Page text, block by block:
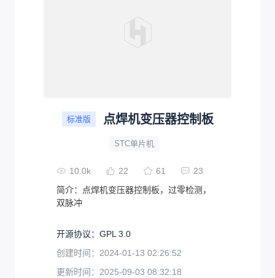
标准版 点焊机变压器控制板
STC单片机
10.0k 22 61
23
简介：
点焊机变压器控制板，过零检测，
双脉冲
开源协议： GPL 3.0
创建时间： 2024-01-13 02:26:52
更新时间： 2025-09-03 08:32:18